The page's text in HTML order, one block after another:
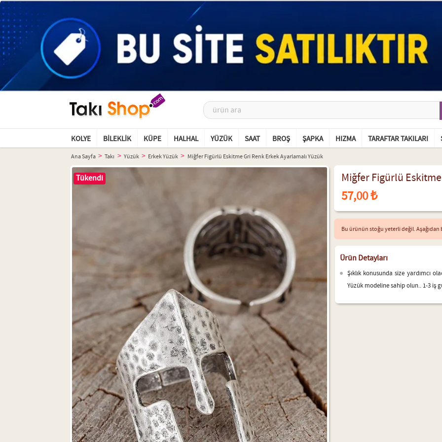
KOLYE BILEKLIK KÜPE HALHAL YÜZÜK SAAT BROŞ ŞAPKA HIZMA TARAFTAR TAKILARI
Ana Sayfa Takı Yüzük Erkek Yüzük Miğfer Figürlü Eskitme Gri Renk Erkek Ayarlamalı Yüzük
Tükendi Miğfer Figürlü
57,00 ₺
Bu ürünün stoğu yeterli değil.
Ürün Detayları
Şıklık konusunda size yardımcı
Yüzük modeline sahip olun.. 1-3 iş